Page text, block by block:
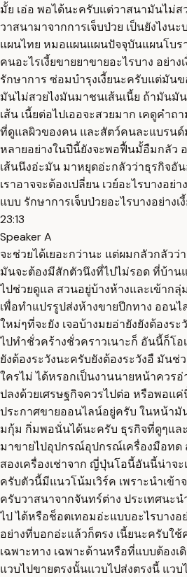
มั้ย เอ่อ พอได้นะครับแต่วาสนามันไม่ส
วาสนามาจากการเจ็บป่วย เป็นยังไง
แผนไทย หมอแผนแผนปัจจุบันแผนโบร
คนอะไรเงี้ยขายยาขายอะไรบาง อย่าง
รักษาการ ซ่อมบำรุงเงี้ยนะครับแต่มัน
มันไม่สวยไงมันมาชนเส้นเนี้ย ถ้ามันมั
เส้น เนี้ยต่อไปเออจะสวยมาก เคดูคำถ
ที่ดูแลผิวของคน และสัตว์คนละแบรน
หลายอย่างในปีนี้ยังจะพอฟื้นมั้อืมกลัว
เส้นนึงอ่ะมัน มาหยุดอ่ะกลัวว่าธุรกิจอั
เราอาจจะต้องเปลี่ยน เวย์อะไรบางอย่
แบบ รักษาการเจ็บป่วยอะไรบางอย่างเ
23:13
Speaker A
จะช่วยได้เยอะกว่านะ แต่ผมกลัวกลัวว่
มันจะต้องมีสักตัวนึงที่ไปไม่รอด ที่บ้าน
ไปช่วยดูแล สวนอยู่บ้างห้างและเข้าก
เพื่อทำแปรรูปส่งห้างขายปีกทาง ออน
ใหม่ๆที่จะยัง เจอบ้างมยอ่ายังยังต้องร
ไปทำชั่วคร้างชั่วคราวเนาะก็ อันนี้ก็โ
ยังต้องระวังนะครับยังต้องระวังอื มันช่
ใครไม่ ได้หรอกเป็นงานนายหน้าควร
ปลงด้วยเศรษฐกิจควรไปต่อ หรือพอแค่
ประกาศขายออนไลน์อยู่ครับ ในหน้า
มกุ้ม กิ่มพอนั่นได้นะครับ ธุรกิจที่ดูๆแล
มาขายไปอุปกรณ์อุปกรณ์เครื่องมือทด
สองเครื่องเช่าจาก ญี่ปุ่นโอนี้อันนี้น่าจะ
ครับตัวนี้มีแนวโน้มเวิร์ค เพราะนำเข้า
ครับวาสนาจากจันทร์ต่าง ประเทศนะน
ไป ได้หรือช็อตเทอมอ่ะแบบอะไรบางอ
อย่างที่บอกอ่ะแล้วก็ตรง เนี้ยนะครับใ
เฉพาะทาง เฉพาะด้านหรือที่แบบต้องเ
แวบไปขายตรงนั้นแวบไปส่งตรงนี้ แวบ